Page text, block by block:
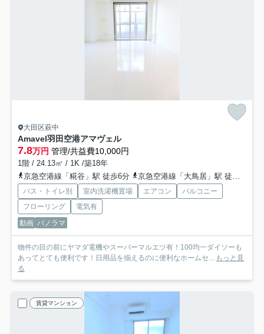
大田区萩中
Amavel羽田空港アマヴェル
7.8万円 管理/共益費10,000円
1階 / 24.13㎡ / 1K /築18年
京急空港線「糀谷」駅 徒歩6分
京急空港線「大鳥居」駅 徒歩12分
バス・トイレ別 室内洗濯機置場 エアコン
バルコニー
フローリング
電気有
動画 パノラマ
物件の目の前にヤマダ電機やスーパーマルエツ有！100均一ダイソーも
あってとても便利です！日用品を揃えるのに便利なホームセ... もっと見
る
賃貸マンション